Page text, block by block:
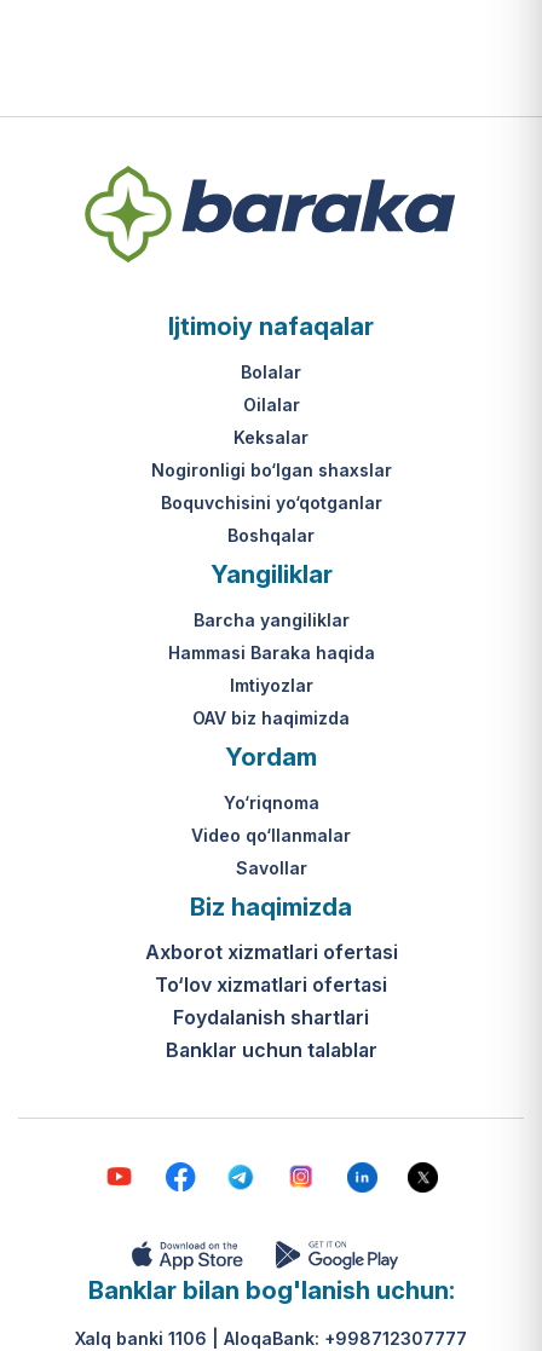
Ijtimoiy nafaqalar
Bolalar
Oilalar
Keksalar
Nogironligi bo‘lgan shaxslar
Boquvchisini yo‘qotganlar
Boshqalar
Yangiliklar
Barcha yangiliklar
Hammasi Baraka haqida
Imtiyozlar
OAV biz haqimizda
Yordam
Yo‘riqnoma
Video qo‘llanmalar
Savollar
Biz haqimizda
Axborot xizmatlari ofertasi
To‘lov xizmatlari ofertasi
Foydalanish shartlari
Banklar uchun talablar
Banklar bilan bog'lanish uchun:
Xalq banki 1106 | AloqaBank: +998712307777